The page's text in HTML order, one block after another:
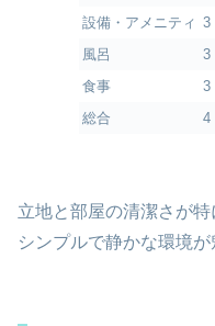
設備・アメニティ 3
風呂
3
食事
3
総合
4
立地と部屋の清潔さが特
シンプルで静かな環境が